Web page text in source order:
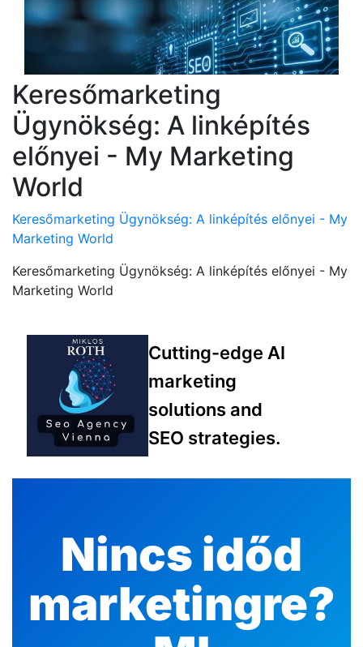
Keresőmarketing
Ügynökség: A linképítés
előnyei - My Marketing
World
Keresőmarketing Ügynökség: A linképítés előnyei - My
Marketing World
Keresőmarketing Ügynökség: A linképítés előnyei - My
Marketing World